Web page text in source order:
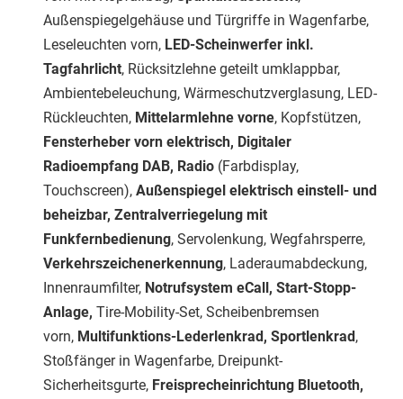
Außenspiegelgehäuse und Türgriffe in Wagenfarbe,
Leseleuchten vorn, LED-Scheinwerfer inkl.
Tagfahrlicht, Rücksitzlehne geteilt umklappbar,
Ambientebeleuchung, Wärmeschutzverglasung, LED-
Rückleuchten, Mittelarmlehne vorne, Kopfstützen,
Fensterheber vorn elektrisch, Digitaler
Radioempfang DAB, Radio (Farbdisplay,
Touchscreen), Außenspiegel elektrisch einstell- und
beheizbar, Zentralverriegelung mit
Funkfernbedienung, Servolenkung, Wegfahrsperre,
Verkehrszeichenerkennung, Laderaumabdeckung,
Innenraumfilter, Notrufsystem eCall, Start-Stopp-
Anlage, Tire-Mobility-Set, Scheibenbremsen
vorn, Multifunktions-Lederlenkrad, Sportlenkrad ,
Stoßfänger in Wagenfarbe, Dreipunkt-
Sicherheitsgurte, Freisprecheinrichtung Bluetooth,